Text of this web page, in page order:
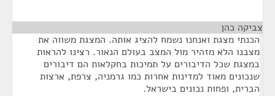
צביקה כהן
הכנתי מצגת ואנחנו נשמח להציג אותה. המצגת משווה את
מצבנו הלא מזהיר מול המצב בעולם הנאור. רצינו להראות
במצגת שכל הדיבורים על תמיכות בחקלאות הם דיבורים
שנכונים מאוד למדינות אחרות כמו גרמניה, צרפת, ארצות
הברית, ופחות נכונים בישראל.